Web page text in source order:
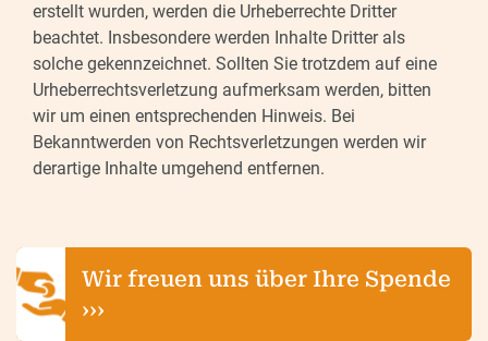
erstellt wurden, werden die Urheberrechte Dritter
beachtet. Insbesondere werden Inhalte Dritter als
solche gekennzeichnet. Sollten Sie trotzdem auf eine
Urheberrechtsverletzung aufmerksam werden, bitten
wir um einen entsprechenden Hinweis. Bei
Bekanntwerden von Rechtsverletzungen werden wir
derartige Inhalte umgehend entfernen.
Wir freuen uns über Ihre Spende
›››